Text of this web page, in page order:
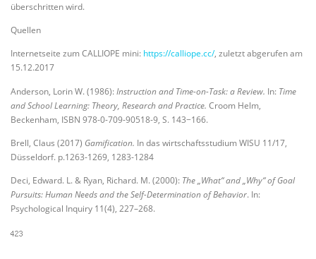
überschritten wird.
Quellen
Internetseite zum CALLIOPE mini: https://calliope.cc/, zuletzt abgerufen am
15.12.2017
Anderson, Lorin W. (1986):Instruction and Time-on-Task: a Review. In: Time
and School Learning: Theory, Research and Practice. Croom Helm,
Beckenham, ISBN 978-0-709-90518-9, S. 143−166.
Brell, Claus (2017) Gamification. In das wirtschaftsstudium WISU 11/17,
Düsseldorf. p.1263-1269, 1283-1284
Deci, Edward. L. & Ryan, Richard. M. (2000): The „What“ and „Why“ of Goal
Pursuits: Human Needs and the Self-Determination of Behavior. In:
Psychological Inquiry 11(4), 227–268.